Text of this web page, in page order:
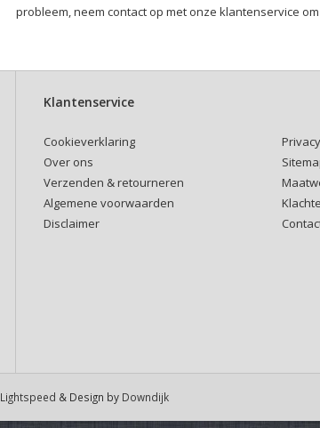
probleem, neem contact op met onze klantenservice
Klantenservice
Cookieverklaring
Over ons
Verzenden & retourneren
Algemene voorwaarden
Disclaimer
Lightspeed & Design by Downdijk